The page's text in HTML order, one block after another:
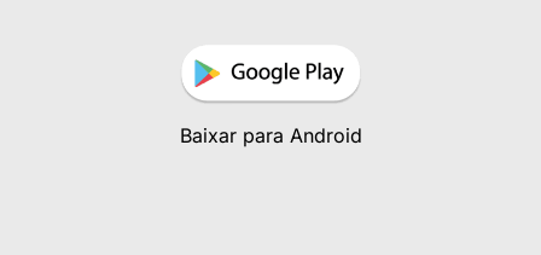
Baixar para Android